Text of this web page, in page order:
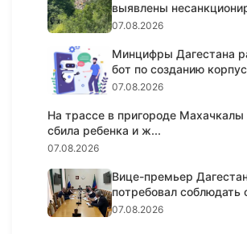
выявлены
07.08.2026
Минцифры Дагестана
бот по созданию
07.08.2026
На трассе в пригороде Махачкалы
сбила ребенка и ж...
07.08.2026
Вице-премьер
потребовал соблюдать
реализации...
07.08.2026